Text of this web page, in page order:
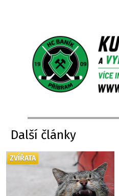
Další články
ZVÍŘATA